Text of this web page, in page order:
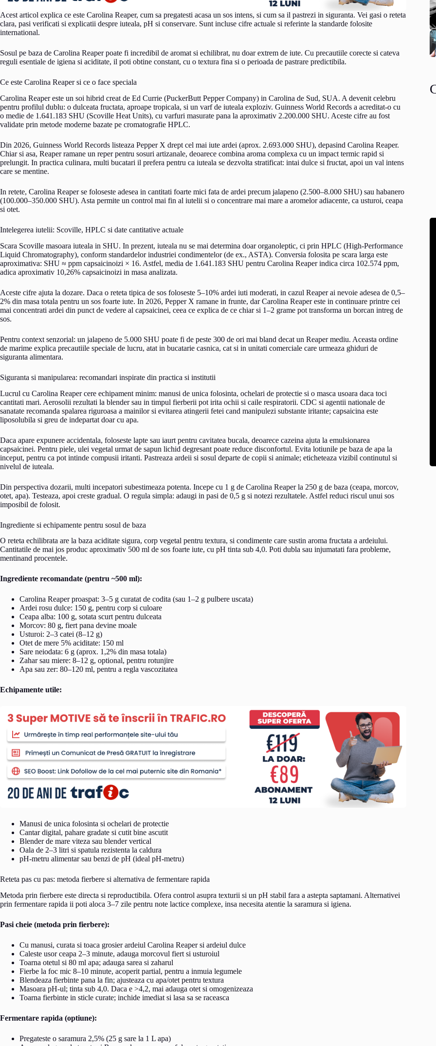
Acest articol explica ce este Carolina Reaper, cum sa pregatesti acasa un sos intens, si cum sa il pastrezi in siguranta. Vei gasi o reteta
clara, pasi verificati si explicatii despre iuteala, pH si conservare. Sunt incluse cifre actuale si referinte la standarde folosite
international.
Sosul pe baza de Carolina Reaper poate fi incredibil de aromat si echilibrat, nu doar extrem de iute. Cu precautiile corecte si cateva
reguli esentiale de igiena si aciditate, il poti obtine constant, cu o textura fina si o perioada de pastrare predictibila.
Ce este Carolina Reaper si ce o face speciala
Carolina Reaper este un soi hibrid creat de Ed Currie (PuckerButt Pepper Company) in Carolina de Sud, SUA. A devenit celebru
pentru profilul dublu: o dulceata fructata, aproape tropicala, si un varf de iuteala exploziv. Guinness World Records a acreditat-o cu
o medie de 1.641.183 SHU (Scoville Heat Units), cu varfuri masurate pana la aproximativ 2.200.000 SHU. Aceste cifre au fost
validate prin metode moderne bazate pe cromatografie HPLC.
Din 2026, Guinness World Records listeaza Pepper X drept cel mai iute ardei (aprox. 2.693.000 SHU), depasind Carolina Reaper.
Chiar si asa, Reaper ramane un reper pentru sosuri artizanale, deoarece combina aroma complexa cu un impact termic rapid si
prelungit. In practica culinara, multi bucatari il prefera pentru ca iuteala se dezvolta stratificat: intai dulce si fructat, apoi un val intens
care se mentine.
In retete, Carolina Reaper se foloseste adesea in cantitati foarte mici fata de ardei precum jalapeno (2.500–8.000 SHU) sau habanero
(100.000–350.000 SHU). Asta permite un control mai fin al iutelii si o concentrare mai mare a aromelor adiacente, ca usturoi, ceapa
si otet.
Intelegerea iutelii: Scoville, HPLC si date cantitative actuale
Scara Scoville masoara iuteala in SHU. In prezent, iuteala nu se mai determina doar organoleptic, ci prin HPLC (High-Performance
Liquid Chromatography), conform standardelor industriei condimentelor (de ex., ASTA). Conversia folosita pe scara larga este
aproximativa: SHU ≈ ppm capsaicinoizi × 16. Astfel, media de 1.641.183 SHU pentru Carolina Reaper indica circa 102.574 ppm,
adica aproximativ 10,26% capsaicinoizi in masa analizata.
Aceste cifre ajuta la dozare. Daca o reteta tipica de sos foloseste 5–10% ardei iuti moderati, in cazul Reaper ai nevoie adesea de 0,5–
2% din masa totala pentru un sos foarte iute. In 2026, Pepper X ramane in frunte, dar Carolina Reaper este in continuare printre cei
mai concentrati ardei din punct de vedere al capsaicinei, ceea ce explica de ce chiar si 1–2 grame pot transforma un borcan intreg de
sos.
Pentru context senzorial: un jalapeno de 5.000 SHU poate fi de peste 300 de ori mai bland decat un Reaper mediu. Aceasta ordine
de marime explica precautiile speciale de lucru, atat in bucatarie casnica, cat si in unitati comerciale care urmeaza ghiduri de
siguranta alimentara.
Siguranta si manipularea: recomandari inspirate din practica si institutii
Lucrul cu Carolina Reaper cere echipament minim: manusi de unica folosinta, ochelari de protectie si o masca usoara daca toci
cantitati mari. Aerosolii rezultati la blender sau in timpul fierberii pot irita ochii si caile respiratorii. CDC si agentii nationale de
sanatate recomanda spalarea riguroasa a mainilor si evitarea atingerii fetei cand manipulezi substante iritante; capsaicina este
liposolubila si greu de indepartat doar cu apa.
Daca apare expunere accidentala, foloseste lapte sau iaurt pentru cavitatea bucala, deoarece cazeina ajuta la emulsionarea
capsaicinei. Pentru piele, ulei vegetal urmat de sapun lichid degresant poate reduce disconfortul. Evita lotiunile pe baza de apa la
inceput, pentru ca pot intinde compusii iritanti. Pastreaza ardeii si sosul departe de copii si animale; eticheteaza vizibil continutul si
nivelul de iuteala.
Din perspectiva dozarii, multi incepatori subestimeaza potenta. Incepe cu 1 g de Carolina Reaper la 250 g de baza (ceapa, morcov,
otet, apa). Testeaza, apoi creste gradual. O regula simpla: adaugi in pasi de 0,5 g si notezi rezultatele. Astfel reduci riscul unui sos
imposibil de folosit.
Ingrediente si echipamente pentru sosul de baza
O reteta echilibrata are la baza aciditate sigura, corp vegetal pentru textura, si condimente care sustin aroma fructata a ardeiului.
Cantitatile de mai jos produc aproximativ 500 ml de sos foarte iute, cu pH tinta sub 4,0. Poti dubla sau injumatati fara probleme,
mentinand procentele.
Ingrediente recomandate (pentru ~500 ml):
Carolina Reaper proaspat: 3–5 g curatat de codita (sau 1–2 g pulbere uscata)
Ardei rosu dulce: 150 g, pentru corp si culoare
Ceapa alba: 100 g, sotata scurt pentru dulceata
Morcov: 80 g, fiert pana devine moale
Usturoi: 2–3 catei (8–12 g)
Otet de mere 5% aciditate: 150 ml
Sare neiodata: 6 g (aprox. 1,2% din masa totala)
Zahar sau miere: 8–12 g, optional, pentru rotunjire
Apa sau zer: 80–120 ml, pentru a regla vascozitatea
Echipamente utile:
Manusi de unica folosinta si ochelari de protectie
Cantar digital, pahare gradate si cutit bine ascutit
Blender de mare viteza sau blender vertical
Oala de 2–3 litri si spatula rezistenta la caldura
pH-metru alimentar sau benzi de pH (ideal pH-metru)
Reteta pas cu pas: metoda fierbere si alternativa de fermentare rapida
Metoda prin fierbere este directa si reproductibila. Ofera control asupra texturii si un pH stabil fara a astepta saptamani. Alternativei
prin fermentare rapida ii poti aloca 3–7 zile pentru note lactice complexe, insa necesita atentie la saramura si igiena.
Pasi cheie (metoda prin fierbere):
Cu manusi, curata si toaca grosier ardeiul Carolina Reaper si ardeiul dulce
Caleste usor ceapa 2–3 minute, adauga morcovul fiert si usturoiul
Toarna otetul si 80 ml apa; adauga sarea si zaharul
Fierbe la foc mic 8–10 minute, acoperit partial, pentru a inmuia legumele
Blendeaza fierbinte pana la fin; ajusteaza cu apa/otet pentru textura
Masoara pH-ul; tinta sub 4,0. Daca e >4,2, mai adauga otet si omogenizeaza
Toarna fierbinte in sticle curate; inchide imediat si lasa sa se raceasca
Fermentare rapida (optiune):
Pregateste o saramura 2,5% (25 g sare la 1 L apa)